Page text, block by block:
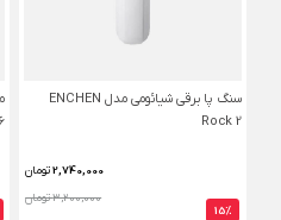
سنگ پا برقی شیائومی مدل ENCHEN
Rock 2
2,740,000تومان
3,200,000 تومان
15%